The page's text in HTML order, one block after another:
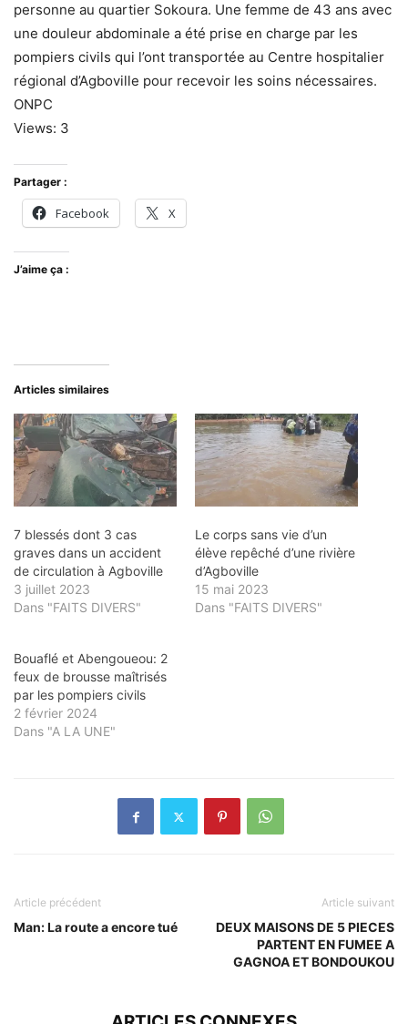
personne au quartier Sokoura. Une femme de 43 ans avec
une douleur abdominale a été prise en charge par les
pompiers civils qui l’ont transportée au Centre hospitalier
régional d’Agboville pour recevoir les soins nécessaires.
ONPC
Views: 3
Partager :
Facebook X
J’aime ça :
Articles similaires
7 blessés dont 3 cas
graves dans un accident
de circulation à Agboville
3 juillet 2023
Dans "FAITS DIVERS"
Le corps sans vie d’un
élève repêché d’une rivière
d’Agboville
15 mai 2023
Dans "FAITS DIVERS"
Bouaflé et Abengoueou: 2
feux de brousse maîtrisés
par les pompiers civils
2 février 2024
Dans "A LA UNE"
Article précédent
Man: La route a encore tué
Article suivant
DEUX MAISONS DE 5 PIECES
PARTENT EN FUMEE A
GAGNOA ET BONDOUKOU